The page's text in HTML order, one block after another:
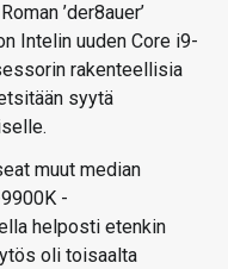
’der8auer’
Intelin uuden Core i9-
rakenteellisia
syytä
muut median
-
helposti etenkin
oli toisaalta